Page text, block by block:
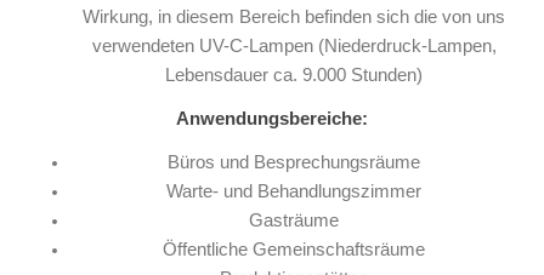
Wirkung, in diesem Bereich befinden sich die von uns
verwendeten UV-C-Lampen (Niederdruck-Lampen,
Lebensdauer ca. 9.000 Stunden)
Anwendungsbereiche:
Büros und Besprechungsräume
Warte- und Behandlungszimmer
Gasträume
Öffentliche Gemeinschaftsräume